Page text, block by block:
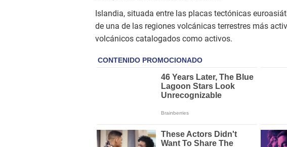
Islandia, situada entre las placas tectónicas
de una de las regiones volcánicas terrestres más
volcánicos catalogados como activos.